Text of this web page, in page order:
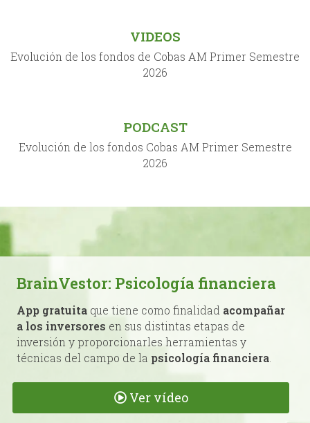
VIDEOS
Evolución de los fondos de Cobas AM Primer Semestre
2026
PODCAST
Evolución de los fondos Cobas AM Primer Semestre
2026
BrainVestor: Psicología financiera
App gratuita que tiene como finalidad acompañar
a los inversores en sus distintas etapas de
inversión y proporcionarles herramientas y
técnicas del campo de la psicología financiera
Ver vídeo